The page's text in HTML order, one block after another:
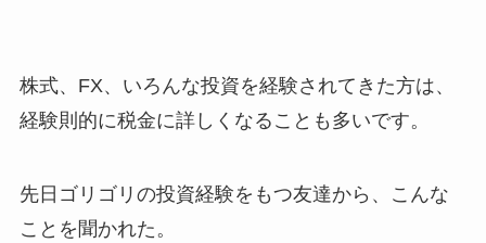
株式、FX、いろんな投資を経験されてきた方は、
経験則的に税金に詳しくなることも多いです。
先日ゴリゴリの投資経験をもつ友達から、こんな
ことを聞かれた。